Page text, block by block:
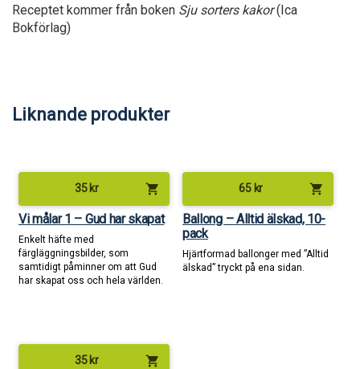
Receptet kommer från boken Sju sorters kakor(Ica
Bokförlag)
Liknande produkter
35 kr shopping_cart
Vi målar 1 – Gud har skapat
Enkelt häfte med
färgläggningsbilder, som
samtidigt påminner om att Gud
har skapat oss och hela världen.
65 kr shopping_cart
Ballong – Alltid älskad, 10-
pack
Hjärtformad ballonger med ”Alltid
älskad” tryckt på ena sidan.
35 kr shopping_cart